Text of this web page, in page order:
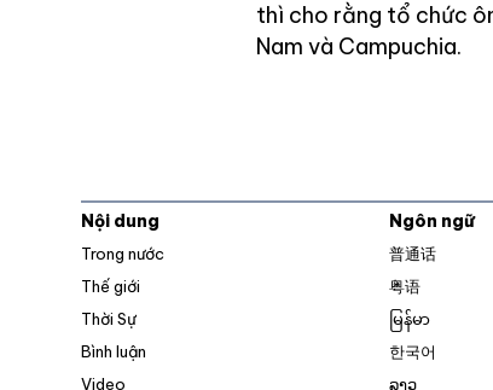
thì cho rằng tổ chức
Nam và Campuchia.
Nội dung
Trong nước
Thế giới
Thời Sự
Bình luận
Video
Ngôn ngữ
普通话
粤语
မြန်မာ
한국어
ລາວ